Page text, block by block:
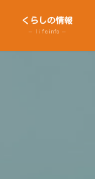
くらしの情報
– lifeinfo –